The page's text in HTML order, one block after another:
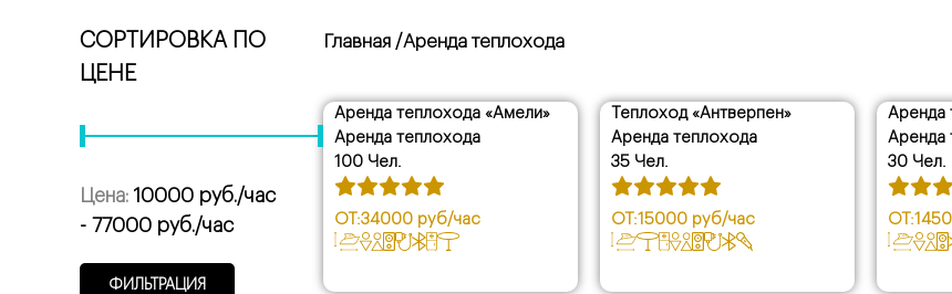
СОРТИРОВКА ПО
ЦЕНЕ
Цена: 10000 руб./час
- 77000 руб./час
ФИЛЬТРАЦИЯ
Главная / Аренда теплохода
СОРТИРОВАТЬ ПО
Популярность
Рейтинг
Новизна
Цена: от низкой до высокой
Цена: от высокой до низкой
ПО ЦЕНЕ
0 руб./час -
19250 руб./час
38500 руб./час
57750 руб./час
Аренда теплохода «Амели»
Аренда теплохода
100 Чел.
ОТ:34000 руб/час
Теплоход «Антверпен»
Аренда теплохода
35 Чел.
ОТ:15000 руб/час
Аренда
Аренда
30 Чел.
ОТ: